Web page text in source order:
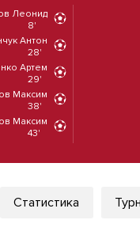
Леонид
8'
Антон
28'
Артем
29'
Максим
38'
Максим
43'
Статистика